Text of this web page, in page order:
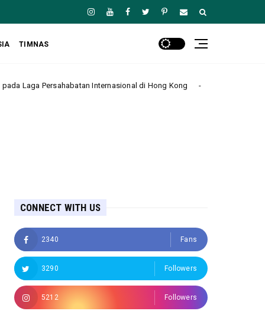
TIMNAS
Internasional di Hong Kong Headline Manchester City
CONNECT WITH US
2340 Fans
3290 Followers
5212 Followers